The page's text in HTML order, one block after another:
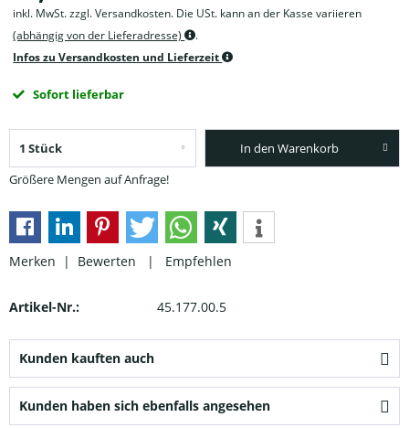
inkl. MwSt. zzgl. Versandkosten. Die USt. kann an der Kasse variieren
(abhängig von der Lieferadresse)
.
Infos zu Versandkosten und Lieferzeit
Sofort lieferbar
Größere Mengen auf Anfrage!
In den Warenkorb
Merken | Bewerten | Empfehlen
Artikel-Nr.: 45.177.00.5
Kunden kauften auch
Kunden haben sich ebenfalls angesehen